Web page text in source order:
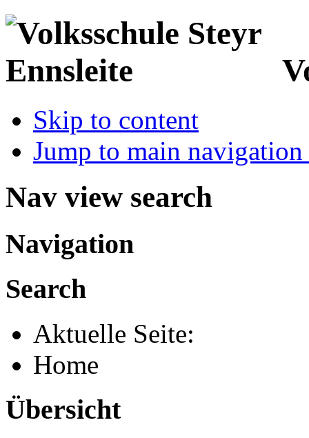
Skip to content
Jump to main
Nav view search
Navigation
Search
Aktuelle Seite:
Home
Übersicht